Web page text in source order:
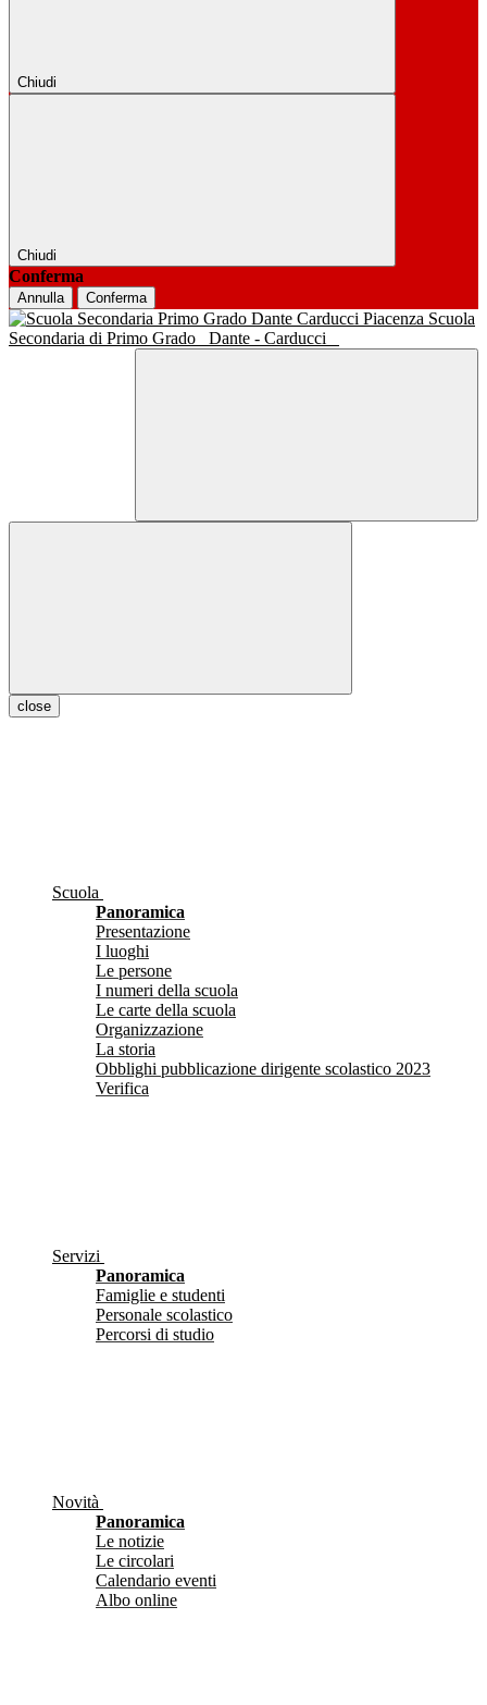
Chiudi
Chiudi
Conferma
Annulla Conferma
Scuola
Secondaria di Primo Grado
Dante - Carducci
close
Scuola
Panoramica
Presentazione
I luoghi
Le persone
I numeri della scuola
Le carte della scuola
Organizzazione
La storia
Obblighi pubblicazione dirigente scolastico 2023
Verifica
Servizi
Panoramica
Famiglie e studenti
Personale scolastico
Percorsi di studio
Novità
Panoramica
Le notizie
Le circolari
Calendario eventi
Albo online